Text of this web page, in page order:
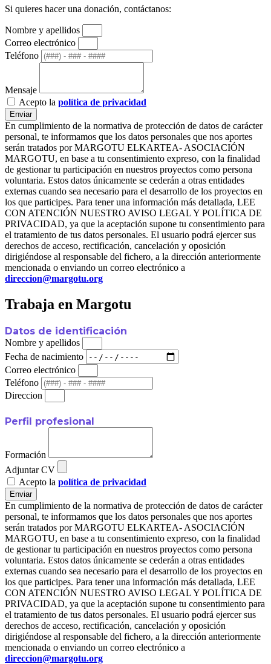
Si quieres hacer una donación, contáctanos:
Nombre y apellidos
Correo electrónico
Teléfono
Mensaje
Acepto la política de privacidad
Enviar
En cumplimiento de la normativa de protección de datos de carácter
personal, te informamos que los datos personales que nos aportes
serán tratados por MARGOTU ELKARTEA- ASOCIACIÓN
MARGOTU, en base a tu consentimiento expreso, con la finalidad
de gestionar tu participación en nuestros proyectos como persona
voluntaria. Estos datos únicamente se cederán a otras entidades
externas cuando sea necesario para el desarrollo de los proyectos en
los que participes. Para tener una información más detallada, LEE
CON ATENCIÓN NUESTRO AVISO LEGAL Y POLÍTICA DE
PRIVACIDAD, ya que la aceptación supone tu consentimiento para
el tratamiento de tus datos personales. El usuario podrá ejercer sus
derechos de acceso, rectificación, cancelación y oposición
dirigiéndose al responsable del fichero, a la dirección anteriormente
mencionada o enviando un correo electrónico a
direccion@margotu.org
Trabaja en Margotu
Datos de identificación
Nombre y apellidos
Fecha de nacimiento
Correo electrónico
Teléfono
Direccion
Perfil profesional
Formación
Adjuntar CV
Acepto la política de privacidad
Enviar
En cumplimiento de la normativa de protección de datos de carácter
personal, te informamos que los datos personales que nos aportes
serán tratados por MARGOTU ELKARTEA- ASOCIACIÓN
MARGOTU, en base a tu consentimiento expreso, con la finalidad
de gestionar tu participación en nuestros proyectos como persona
voluntaria. Estos datos únicamente se cederán a otras entidades
externas cuando sea necesario para el desarrollo de los proyectos en
los que participes. Para tener una información más detallada, LEE
CON ATENCIÓN NUESTRO AVISO LEGAL Y POLÍTICA DE
PRIVACIDAD, ya que la aceptación supone tu consentimiento para
el tratamiento de tus datos personales. El usuario podrá ejercer sus
derechos de acceso, rectificación, cancelación y oposición
dirigiéndose al responsable del fichero, a la dirección anteriormente
mencionada o enviando un correo electrónico a
direccion@margotu.org